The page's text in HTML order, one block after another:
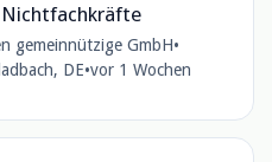
gemeinnützige GmbH•
DE•vor 1 Wochen